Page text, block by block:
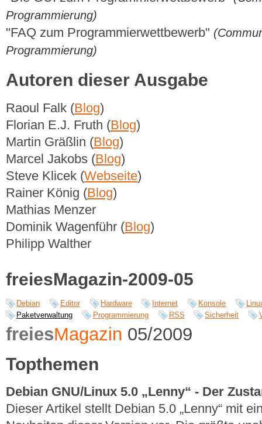
Programmierung)
"FAQ zum Programmierwettbewerb"
Programmierung)
Autoren dieser Ausgabe
Raoul Falk (Blog)
Florian E.J. Fruth (Blog)
Martin Gräßlin (Blog)
Marcel Jakobs (Blog)
Steve Klicek (Webseite)
Rainer König (Blog)
Mathias Menzer
Dominik Wagenführ (Blog)
Philipp Walther
freiesMagazin-2009-05
Debian Editor Hardware Internet Konsole
Paketverwaltung
Programmierung RSS Sicherheit
freiesMagazin 05/2009
Topthemen
Debian GNU/Linux 5.0 „Lenny“ - Der
Dieser Artikel stellt Debian 5.0 „Lenny“ mit